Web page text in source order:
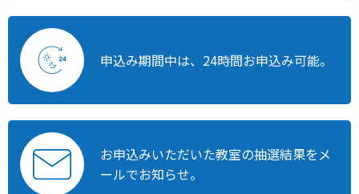
申込み期間中は、 24時間お申込み可能。
お申込みいただいた教室の抽選結果をメ
ールでお知らせ。